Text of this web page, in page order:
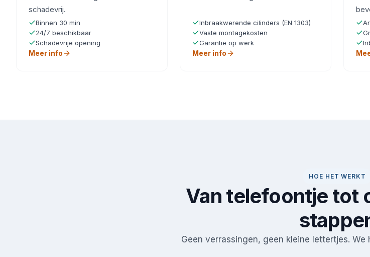
schadevrij.
Binnen 30 min
24/7 beschikbaar
Schadevrije opening
Meer info
Inbraakwerende cilinders (EN 1303)
Vaste montagekosten
Garantie op werk
Meer info
HOE HET WERKT
Van telefoontje tot
Geen verrassingen, geen kleine lettertjes. We